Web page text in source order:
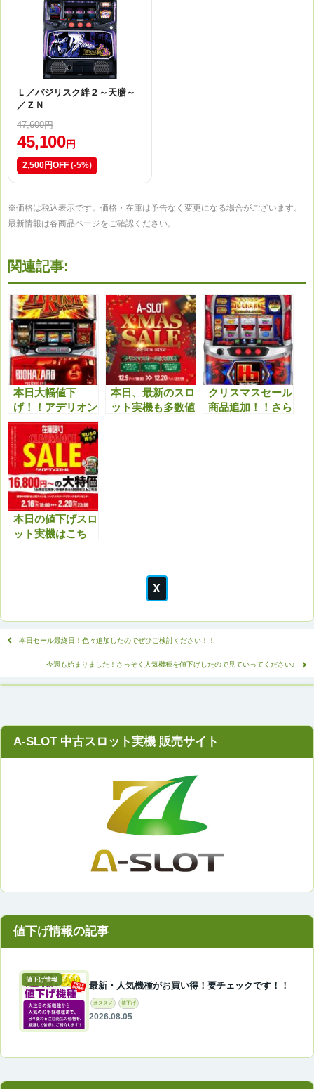
Ｌ／バジリスク絆２～天膳～
／ＺＮ
47,600円
45,100 円
2,500円OFF (-5%)
※価格は税込表示です。価格・在庫は予告なく変更になる場合がございます。
最新情報は各商品ページをご確認ください。
関連記事:
本日大幅値下
げ！！アデリオン
パチスロ バイオ
ハザード7 レジデ
ント イービルが
狙い時！！
本日、最新のスロ
ット実機も多数値
クリスマスセール
商品追加！！さら
本日の値下げスロ
ット実機はこち
本日セール最終日！色々追加したのでぜひご検討ください！！
今週も始まりました！さっそく人気機種を値下げしたので見ていってください♪
A-SLOT 中古スロット実機 販売サイト
値下げ情報
最新・人気機種がお買い得！要チェックです！！
オススメ 値下げ
2026.08.05